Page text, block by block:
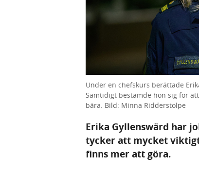
Under en chefskurs berättade
Samtidigt bestämde hon sig för
bära. Bild: Minna Ridderstolpe
Erika Gyllenswärd har
tycker att mycket
finns mer att göra.